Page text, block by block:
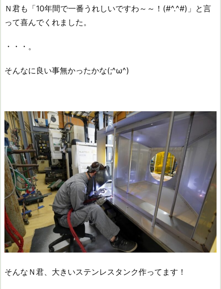
Ｎ君も「10年間で一番うれしいですわ～～！(#^.^#)」と言
って喜んでくれました。
・・・。
そんなに良い事無かったかな(;^ω^)
そんなＮ君、大きいステンレスタンク作ってます！